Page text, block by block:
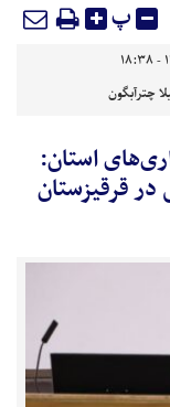
پ
چترآبگون
استان:
در قرقیزستان